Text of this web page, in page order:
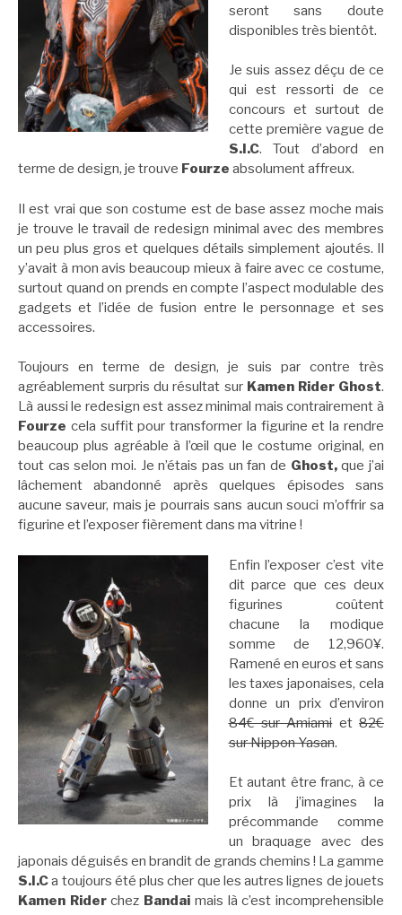
seront sans doute
disponibles très bientôt.
Je suis assez déçu de ce
qui est ressorti de ce
concours et surtout de
cette première vague de
S.I.C. Tout d’abord en
terme de design, je trouve Fourze absolument affreux.
Il est vrai que son costume est de base assez moche mais
je trouve le travail de redesign minimal avec des membres
un peu plus gros et quelques détails simplement ajoutés. Il
y’avait à mon avis beaucoup mieux à faire avec ce costume,
surtout quand on prends en compte l’aspect modulable des
gadgets et l’idée de fusion entre le personnage et ses
accessoires.
Toujours en terme de design, je suis par contre très
agréablement surpris du résultat sur Kamen Rider Ghost.
Là aussi le redesign est assez minimal mais contrairement à
Fourze cela suffit pour transformer la figurine et la rendre
beaucoup plus agréable à l’œil que le costume original, en
tout cas selon moi. Je n’étais pas un fan de Ghost,que j’ai
lâchement abandonné après quelques épisodes sans
aucune saveur, mais je pourrais sans aucun souci m’offrir sa
figurine et l’exposer fièrement dans ma vitrine !
Enfin l’exposer c’est vite
dit parce que ces deux
figurines coûtent
chacune la modique
somme de 12,960¥.
Ramené en euros et sans
les taxes japonaises, cela
donne un prix d’environ
84€ sur Amiamiet 82€
sur Nippon Yasan.
Et autant être franc, à ce
prix là j’imagines la
précommande comme
un braquage avec des
japonais déguisés en brandit de grands chemins ! La gamme
S.I.Ca toujours été plus cher que les autres lignes de jouets
Kamen Riderchez Bandai mais là c’est incomprehensible